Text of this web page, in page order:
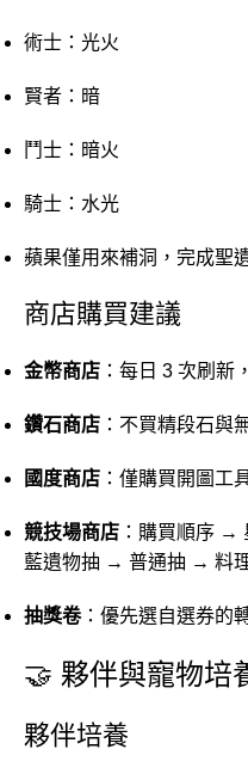
術士：光火
賢者：暗
鬥士：暗火
騎士：水光
蘋果僅用來補洞，完成聖
商店購買建議
金幣商店 ：每日 3 次刷新
鑽石商店 ：不買精段石與
國度商店 ：僅購買開圖工
競技場商店 ：購買順序
藍遺物抽 → 普通抽 → 料
抽獎卷：優先選自選券的
🤝 夥伴與寵物培
夥伴培養